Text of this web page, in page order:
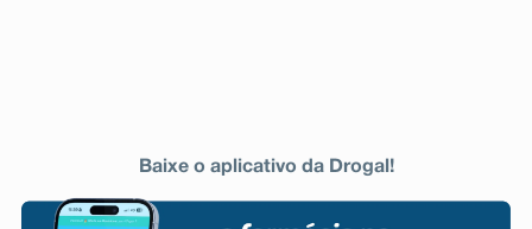
Baixe o aplicativo da Drogal!